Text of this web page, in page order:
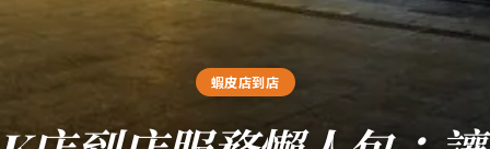
蝦皮店到店